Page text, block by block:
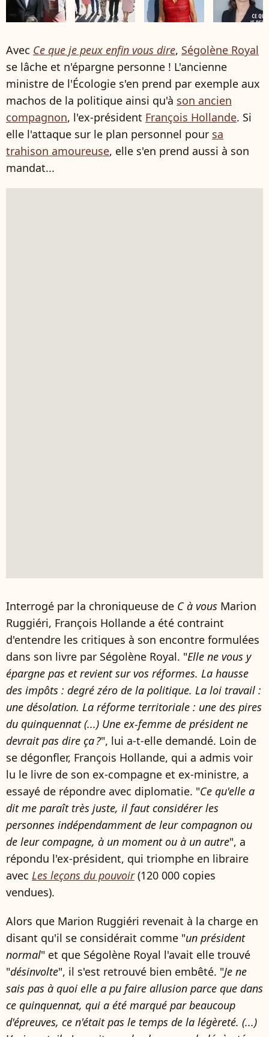
Avec Ce que je peux enfin vous dire, Ségolène Royal
se lâche et n'épargne personne ! L'ancienne
ministre de l'Écologie s'en prend par exemple aux
machos de la politique ainsi qu'à son ancien
compagnon, l'ex-président François Hollande. Si
elle l'attaque sur le plan personnel pour sa
trahison amoureuse, elle s'en prend aussi à son
mandat...
Interrogé par la chroniqueuse de C à vous Marion
Ruggiéri, François Hollande a été contraint
d'entendre les critiques à son encontre formulées
dans son livre par Ségolène Royal. "Elle ne vous y
épargne pas et revient sur vos réformes. La hausse
des impôts : degré zéro de la politique. La loi travail :
une désolation. La réforme territoriale : une des pires
du quinquennat (...) Une ex-femme de président ne
devrait pas dire ça ?", lui a-t-elle demandé. Loin de
se dégonfler, François Hollande, qui a admis voir
lu le livre de son ex-compagne et ex-ministre, a
essayé de répondre avec diplomatie. "Ce qu'elle a
dit me paraît très juste, il faut considérer les
personnes indépendamment de leur compagnon ou
de leur compagne, à un moment ou à un autre", a
répondu l'ex-président, qui triomphe en libraire
avec Les leçons du pouvoir(120 000 copies
vendues).
Alors que Marion Ruggiéri revenait à la charge en
disant qu'il se considérait comme "un président
normal" et que Ségolène Royal l'avait elle trouvé
"désinvolte", il s'est retrouvé bien embêté. "Je ne
sais pas à quoi elle a pu faire allusion parce que dans
ce quinquennat, qui a été marqué par beaucoup
d'épreuves, ce n'était pas le temps de la légèreté. (...)